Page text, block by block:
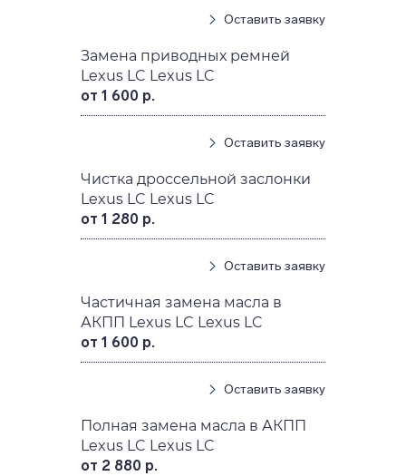
Оставить заявку
Замена приводных ремней
Lexus LC Lexus LC
от 1 600 р.
Оставить заявку
Чистка дроссельной заслонки
Lexus LC Lexus LC
от 1 280 р.
Оставить заявку
Частичная замена масла в
АКПП Lexus LC Lexus LC
от 1 600 р.
Оставить заявку
Полная замена масла в АКПП
Lexus LC Lexus LC
от 2 880 р.